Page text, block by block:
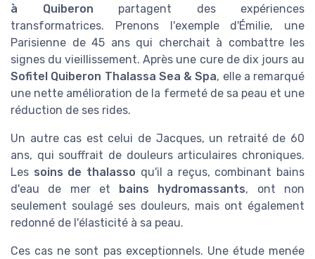
à Quiberon partagent des expériences
transformatrices. Prenons l'exemple d'Émilie, une
Parisienne de 45 ans qui cherchait à combattre les
signes du vieillissement. Après une cure de dix jours au
Sofitel Quiberon Thalassa Sea & Spa, elle a remarqué
une nette amélioration de la fermeté de sa peau et une
réduction de ses rides.
Un autre cas est celui de Jacques, un retraité de 60
ans, qui souffrait de douleurs articulaires chroniques.
Les soins de thalasso qu'il a reçus, combinant bains
d'eau de mer et bains hydromassants, ont non
seulement soulagé ses douleurs, mais ont également
redonné de l'élasticité à sa peau.
Ces cas ne sont pas exceptionnels. Une étude menée